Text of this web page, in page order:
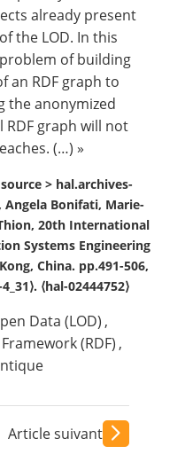
already present
the LOD. In this
of building
an RDF graph to
the anonymized
graph will not
(…) »
> hal.archives-
Bonifati, Marie-
20th International
Systems Engineering
China. pp.491-506,
⟨hal-02444752⟩
Data (LOD) ,
(RDF) ,
Article suivant